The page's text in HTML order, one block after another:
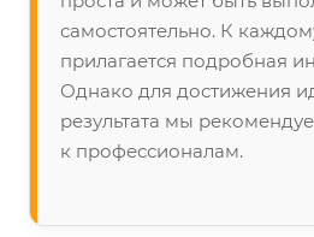
самостоятельно. К
прилагается подробная
Однако для достижения
результата мы
к профессионалам.